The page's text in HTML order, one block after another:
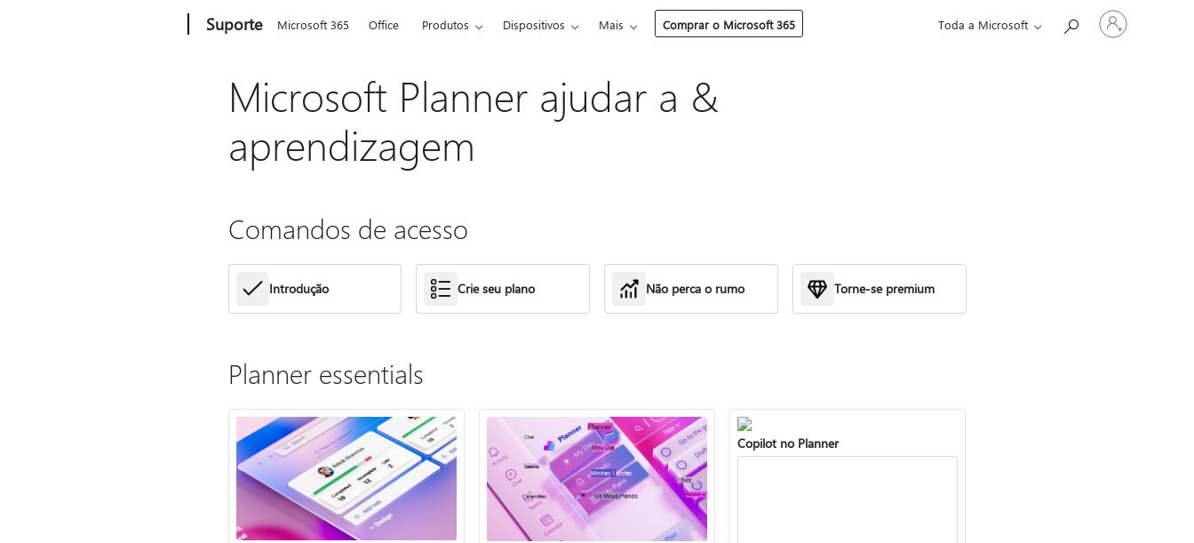
Suporte Microsoft 365 Office Produtos Dispositivos Mais Comprar o Microsoft 365 Toda a Microsoft
Entre
em
sua
Microsoft Planner ajudar a &
aprendizagem
Comandos de acesso
Introdução Crie seu plano Não perca o rumo Torne-se premium
Planner essentials
Copilot no Planner